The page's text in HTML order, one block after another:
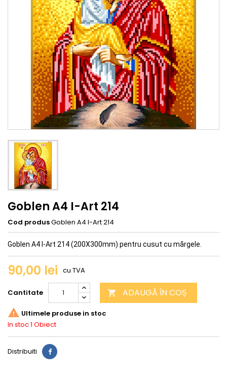
Goblen A4 I-Art 214
Cod produsGoblen A4 I-Art 214
Goblen A4 I-Art 214 (200X300mm) pentru cusut cu mărgele.
90,00 lei cu TVA
Cantitate  ADAUGĂ ÎN COȘ
 Ultimele produse in stoc
In stoc1 Obiect
Distribuiti